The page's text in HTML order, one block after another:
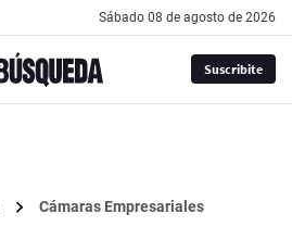
sábado 08 de agosto de 2026
Suscribite
Cámaras Empresariales